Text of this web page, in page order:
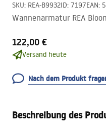
SKU: REA-B9932ID: 7197EAN:
Wannenarmatur REA
122,00 €
Versand heute
Nach dem Produkt
Beschreibung des